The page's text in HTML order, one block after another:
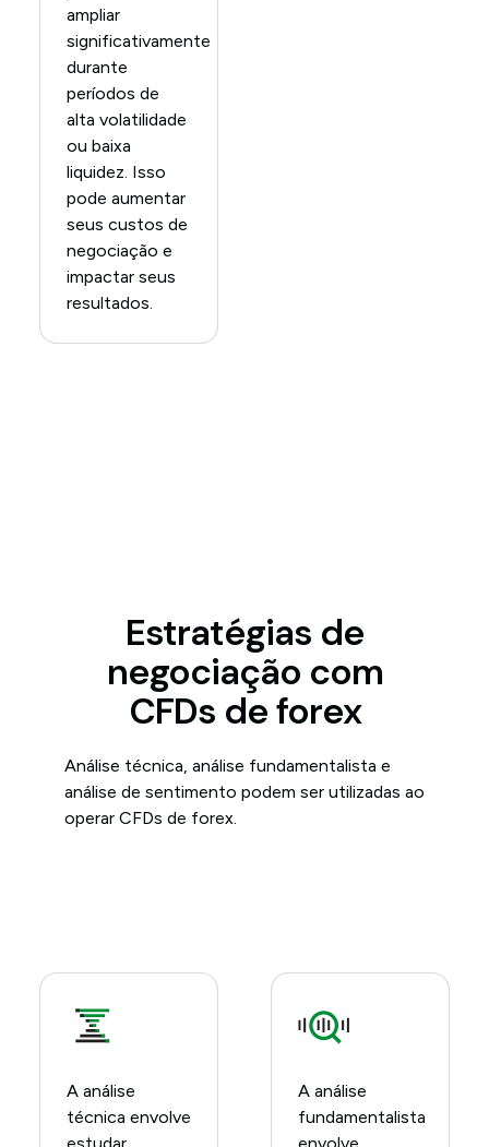
ampliar
significativamente
durante
períodos de
alta volatilidade
ou baixa
liquidez. Isso
pode aumentar
seus custos de
negociação e
impactar seus
resultados.
Estratégias de
negociação com
CFDs de forex
Análise técnica, análise fundamentalista e
análise de sentimento podem ser utilizadas ao
operar CFDs de forex.
A análise
técnica envolve
A análise
fundamentalista